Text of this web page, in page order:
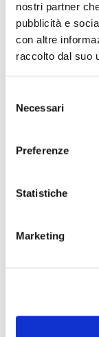
nostri partner
pubblicità e
con altre
raccolto dal suo
delNecessari
Preferenze
Statistiche
Marketing
The editorial
changes in the
cancellation,
event you can